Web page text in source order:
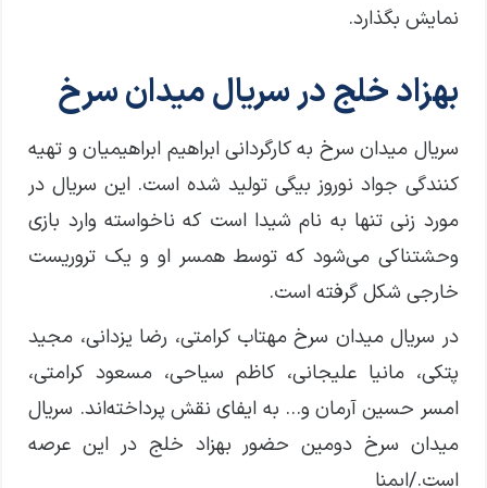
نمایش بگذارد.
بهزاد خلج در سریال میدان سرخ
سریال میدان سرخ به کارگردانی ابراهیم ابراهیمیان و تهیه
کنندگی جواد نوروز بیگی تولید شده است. این سریال در
مورد زنی تنها به نام شیدا است که ناخواسته وارد بازی
وحشتناکی می‌شود که توسط همسر او و یک تروریست
خارجی شکل گرفته است.
در سریال میدان سرخ مهتاب کرامتی، رضا یزدانی، مجید
پتکی، مانیا علیجانی، کاظم سیاحی، مسعود کرامتی،
امسر حسین آرمان و… به ایفای نقش پرداخته‌اند. سریال
میدان سرخ دومین حضور بهزاد خلج در این عرصه
است./ایمنا